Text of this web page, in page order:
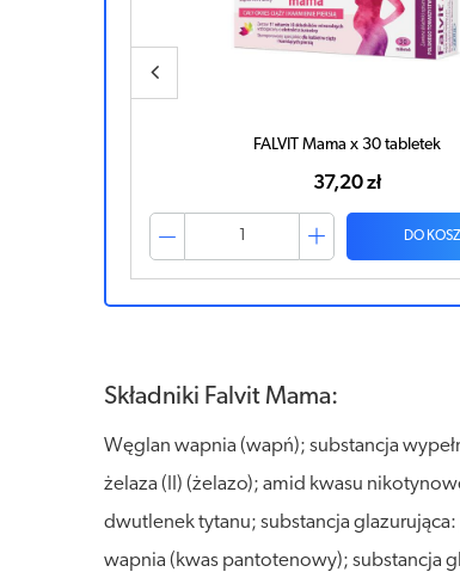
FALVIT Mama x 30 tabletek
37,20 zł
DO
Składniki Falvit Mama:
Węglan wapnia (wapń); substancja
żelaza (II) (żelazo); amid kwasu
dwutlenek tytanu; substancja
wapnia (kwas pantotenowy); substancja